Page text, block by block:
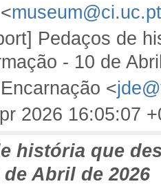
museum@ci.uc.pt
Pedaços de
- 10 de
<
2026 16:05:07
história que
Abril de 2026